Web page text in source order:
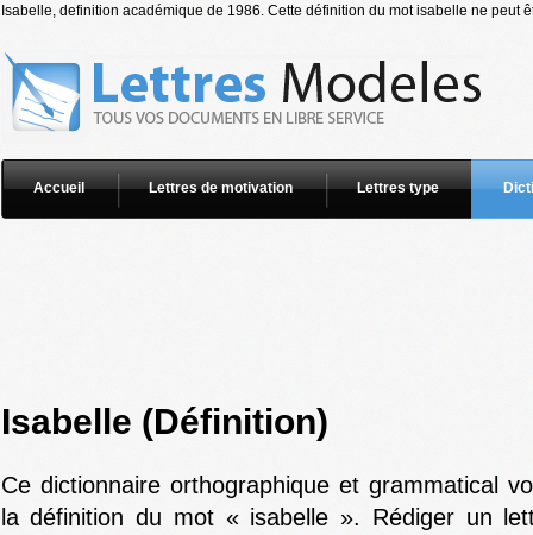
Isabelle, definition académique de 1986. Cette définition du mot isabelle ne peut
Accueil Lettres de motivation Lettres type
Isabelle (Définition)
Ce dictionnaire orthographique et grammatical
la définition du mot « isabelle ». Rédiger un